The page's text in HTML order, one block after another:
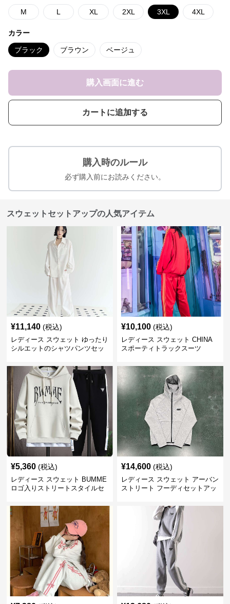
M L XL 2XL 3XL 4XL
カラー
ブラック ブラウン ベージュ
購入画面に進む
カートに追加する
購入時のルール
必ず購入前にお読みください。
スウェットセットアップの人気アイテム
¥11,140 (税込)
レディース スウェット ゆったり
シルエットのシャツパンツセッ
¥10,100 (税込)
レディース スウェット CHINA
スポーティトラックスーツ
¥5,360 (税込)
レディース スウェット BUMME
ロゴ入りストリートスタイルセ
¥14,600 (税込)
レディース スウェット アーバン
ストリート フーディセットアッ